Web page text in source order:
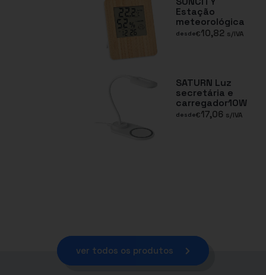
Estação
meteorológica
desde€10,82 s/IVA
SATURN Luz
secretária e
carregador10W
desde€17,06 s/IVA
ver todos os produtos